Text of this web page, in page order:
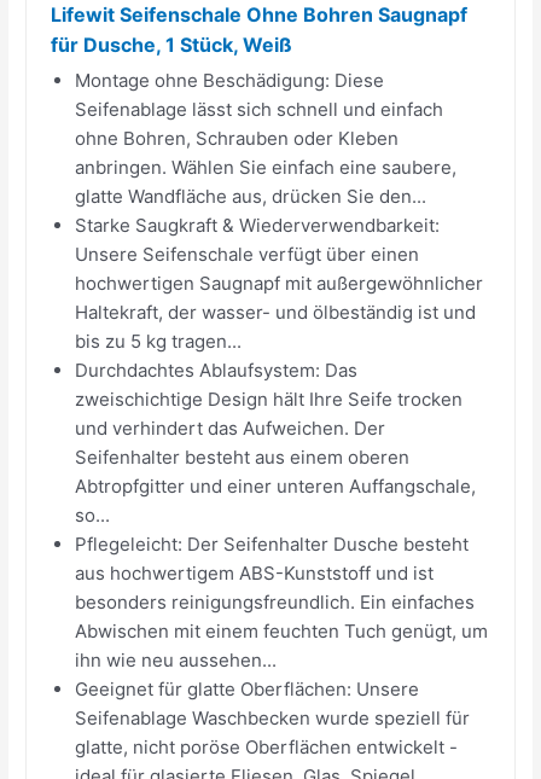
Lifewit Seifenschale Ohne Bohren Saugnapf
für Dusche, 1 Stück, Weiß
Montage ohne Beschädigung: Diese
Seifenablage lässt sich schnell und einfach
ohne Bohren, Schrauben oder Kleben
anbringen. Wählen Sie einfach eine saubere,
glatte Wandfläche aus, drücken Sie den...
Starke Saugkraft & Wiederverwendbarkeit:
Unsere Seifenschale verfügt über einen
hochwertigen Saugnapf mit außergewöhnlicher
Haltekraft, der wasser- und ölbeständig ist und
bis zu 5 kg tragen...
Durchdachtes Ablaufsystem: Das
zweischichtige Design hält Ihre Seife trocken
und verhindert das Aufweichen. Der
Seifenhalter besteht aus einem oberen
Abtropfgitter und einer unteren Auffangschale,
so...
Pflegeleicht: Der Seifenhalter Dusche besteht
aus hochwertigem ABS-Kunststoff und ist
besonders reinigungsfreundlich. Ein einfaches
Abwischen mit einem feuchten Tuch genügt, um
ihn wie neu aussehen...
Geeignet für glatte Oberflächen: Unsere
Seifenablage Waschbecken wurde speziell für
glatte, nicht poröse Oberflächen entwickelt -